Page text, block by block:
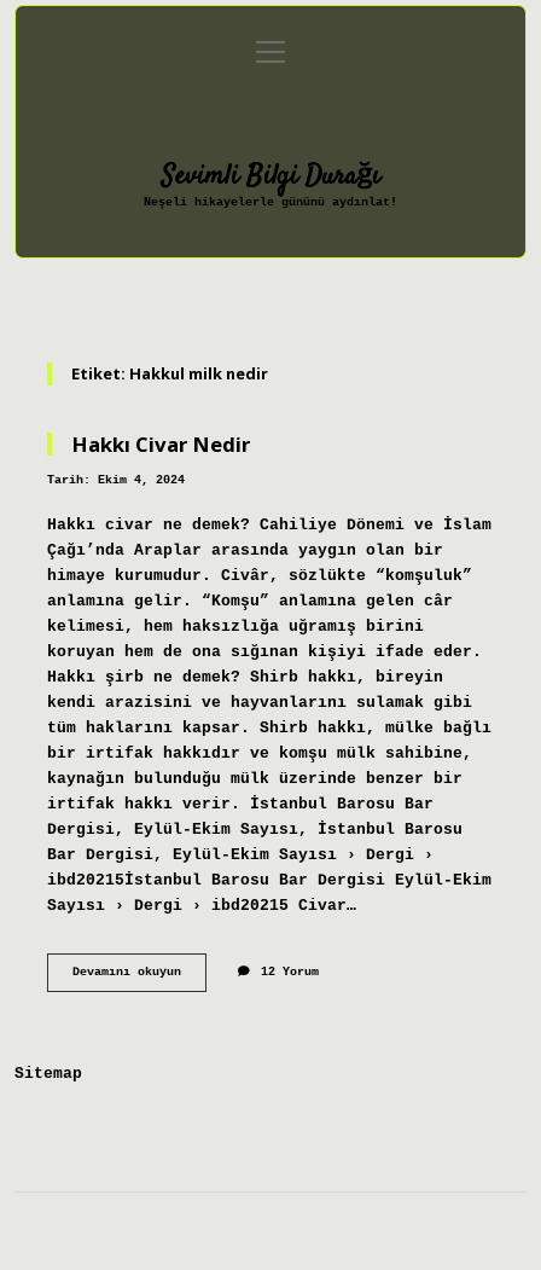
Gizlilik Politikası
menüyü
aç
Sevimli Bilgi Durağı
Neşeli hikayelerle gününü aydınlat!
Etiket: Hakkul milk nedir
Hakkı Civar Nedir
Tarih: Ekim 4, 2024
Hakkı civar ne demek? Cahiliye Dönemi ve İslam
Çağı’nda Araplar arasında yaygın olan bir
himaye kurumudur. Civâr, sözlükte “komşuluk”
anlamına gelir. “Komşu” anlamına gelen câr
kelimesi, hem haksızlığa uğramış birini
koruyan hem de ona sığınan kişiyi ifade eder.
Hakkı şirb ne demek? Shirb hakkı, bireyin
kendi arazisini ve hayvanlarını sulamak gibi
tüm haklarını kapsar. Shirb hakkı, mülke bağlı
bir irtifak hakkıdır ve komşu mülk sahibine,
kaynağın bulunduğu mülk üzerinde benzer bir
irtifak hakkı verir. İstanbul Barosu Bar
Dergisi, Eylül-Ekim Sayısı, İstanbul Barosu
Bar Dergisi, Eylül-Ekim Sayısı › Dergi ›
ibd20215İstanbul Barosu Bar Dergisi Eylül-Ekim
Sayısı › Dergi › ibd20215 Civar…
Devamını okuyunHakkı
12 Yorum
Sitemap